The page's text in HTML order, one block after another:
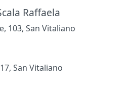
Raffaela
103, San Vitaliano
San Vitaliano